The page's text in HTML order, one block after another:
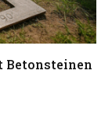
Betonsteinen